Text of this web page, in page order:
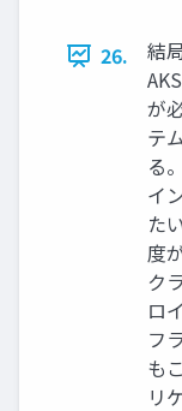
26.
結
が
テ
る
イ
た
度
ク
ロ
フ
も
リ